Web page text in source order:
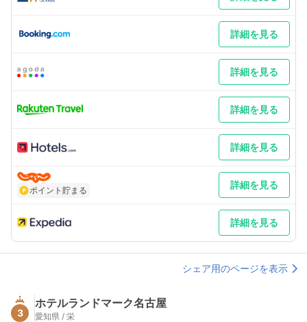
二輪車、昼割り料金 無し全駐車スペース、自走式から機械式に
詳細を見る
詳細を見る
詳細を見る
詳細を見る
ポイント貯まる 詳細を見る
詳細を見る
シェア用のページを表示
3
ホテルランドマーク名古屋
愛知県 / 栄